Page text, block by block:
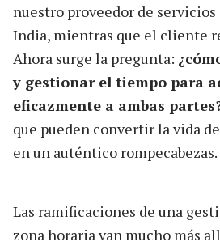
nuestro proveedor de
India, mientras que el cliente
Ahora surge la pregunta:
y gestionar el tiempo para
eficazmente a ambas
que pueden convertir la vida
en un auténtico rompecabezas.
Las ramificaciones de una
zona horaria van mucho más